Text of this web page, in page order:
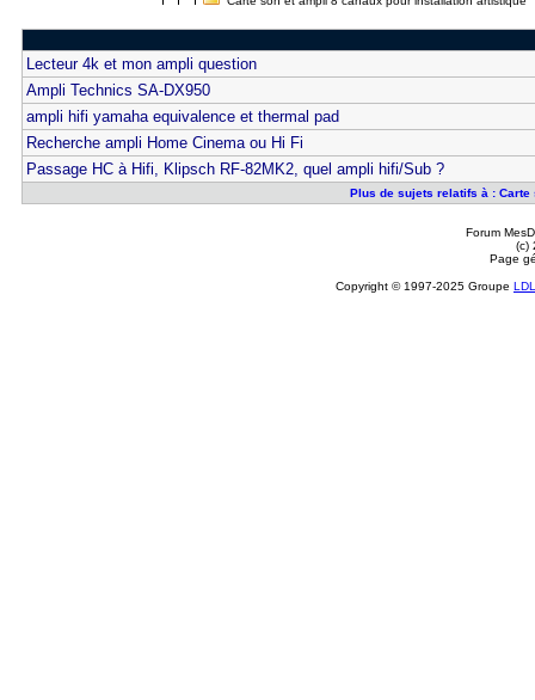
Lecteur 4k et mon ampli question
Ampli Technics SA-DX950
ampli hifi yamaha equivalence et thermal pad
Recherche ampli Home Cinema ou Hi Fi
Passage HC à Hifi, Klipsch RF-82MK2, quel ampli hifi/Sub ?
Plus de sujets relatifs à :
Forum
(c)
Page
Copyright © 1997-2025 Groupe